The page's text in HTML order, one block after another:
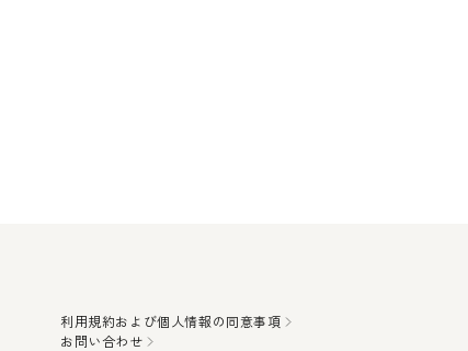
利用規約および個人情報の同意事項
お問い合わせ